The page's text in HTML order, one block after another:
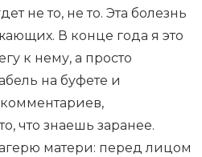
не то, не то. Эта болезнь
В конце года я это
к нему, а просто
на буфете и
что знаешь заранее.
матери: перед лицом